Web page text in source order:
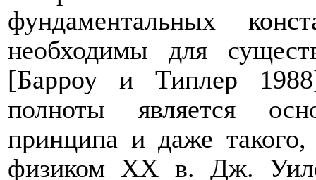
фундаментальных
необходимы для
[Барроу и Типлер 1988
полноты является
принципа и даже
физиком ХХ в. Дж.